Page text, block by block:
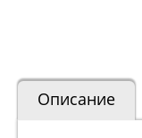
Описание